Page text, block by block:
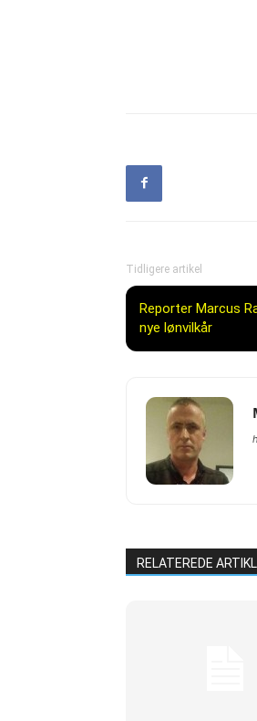
Tidligere artikel
Reporter Marcus
nye lønvilkår
RELATEREDE